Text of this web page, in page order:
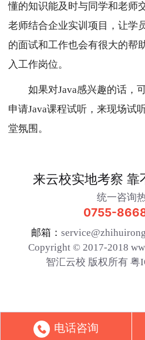
懂的知识能及时与同学和老师
老师结合企业实训项目，让学
的面试和工作也会有很大的帮
入工作岗位。
如果对Java感兴趣的话，
申请Java课程试听，来现场试
堂氛围。
来云校实地考察 靠
统一咨询
0755-
邮箱：
Copyright © 2017-2018
智汇云校 版权所有 粤
电话咨询